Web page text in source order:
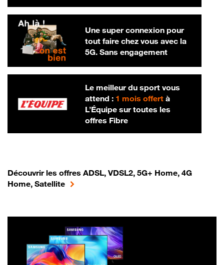
Une super connexion pour
tout faire chez vous avec la
5G. Sans engagement
Le meilleur du sport vous
attend : 1 mois offertà
L’Équipe sur toutes les
offres Fibre
Découvrir les offres ADSL, VDSL2, 5G+ Home, 4G
Home, Satellite